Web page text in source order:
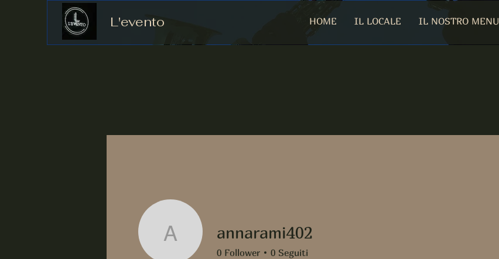
L'evento HOME IL LOCALE IL NOSTRO MENU
annarami402
annarami402
0 Follower 0 Seguiti